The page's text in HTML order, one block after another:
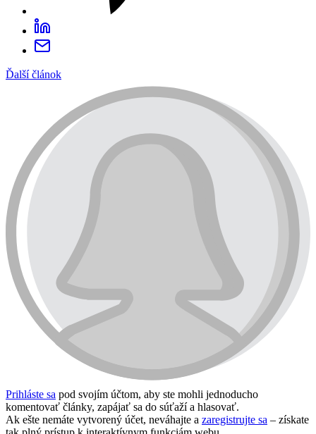
Ďalší článok
Prihláste sa pod svojím účtom, aby ste mohli jednoducho
komentovať články, zapájať sa do súťaží a hlasovať.
Ak ešte nemáte vytvorený účet, neváhajte a zaregistrujte sa – získate